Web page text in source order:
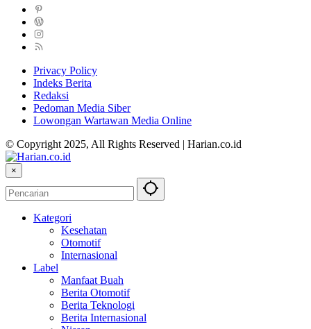
Privacy Policy
Indeks Berita
Redaksi
Pedoman Media Siber
Lowongan Wartawan Media Online
© Copyright 2025, All Rights Reserved | Harian.co.id
×
Kategori
Kesehatan
Otomotif
Internasional
Label
Manfaat Buah
Berita Otomotif
Berita Teknologi
Berita Internasional